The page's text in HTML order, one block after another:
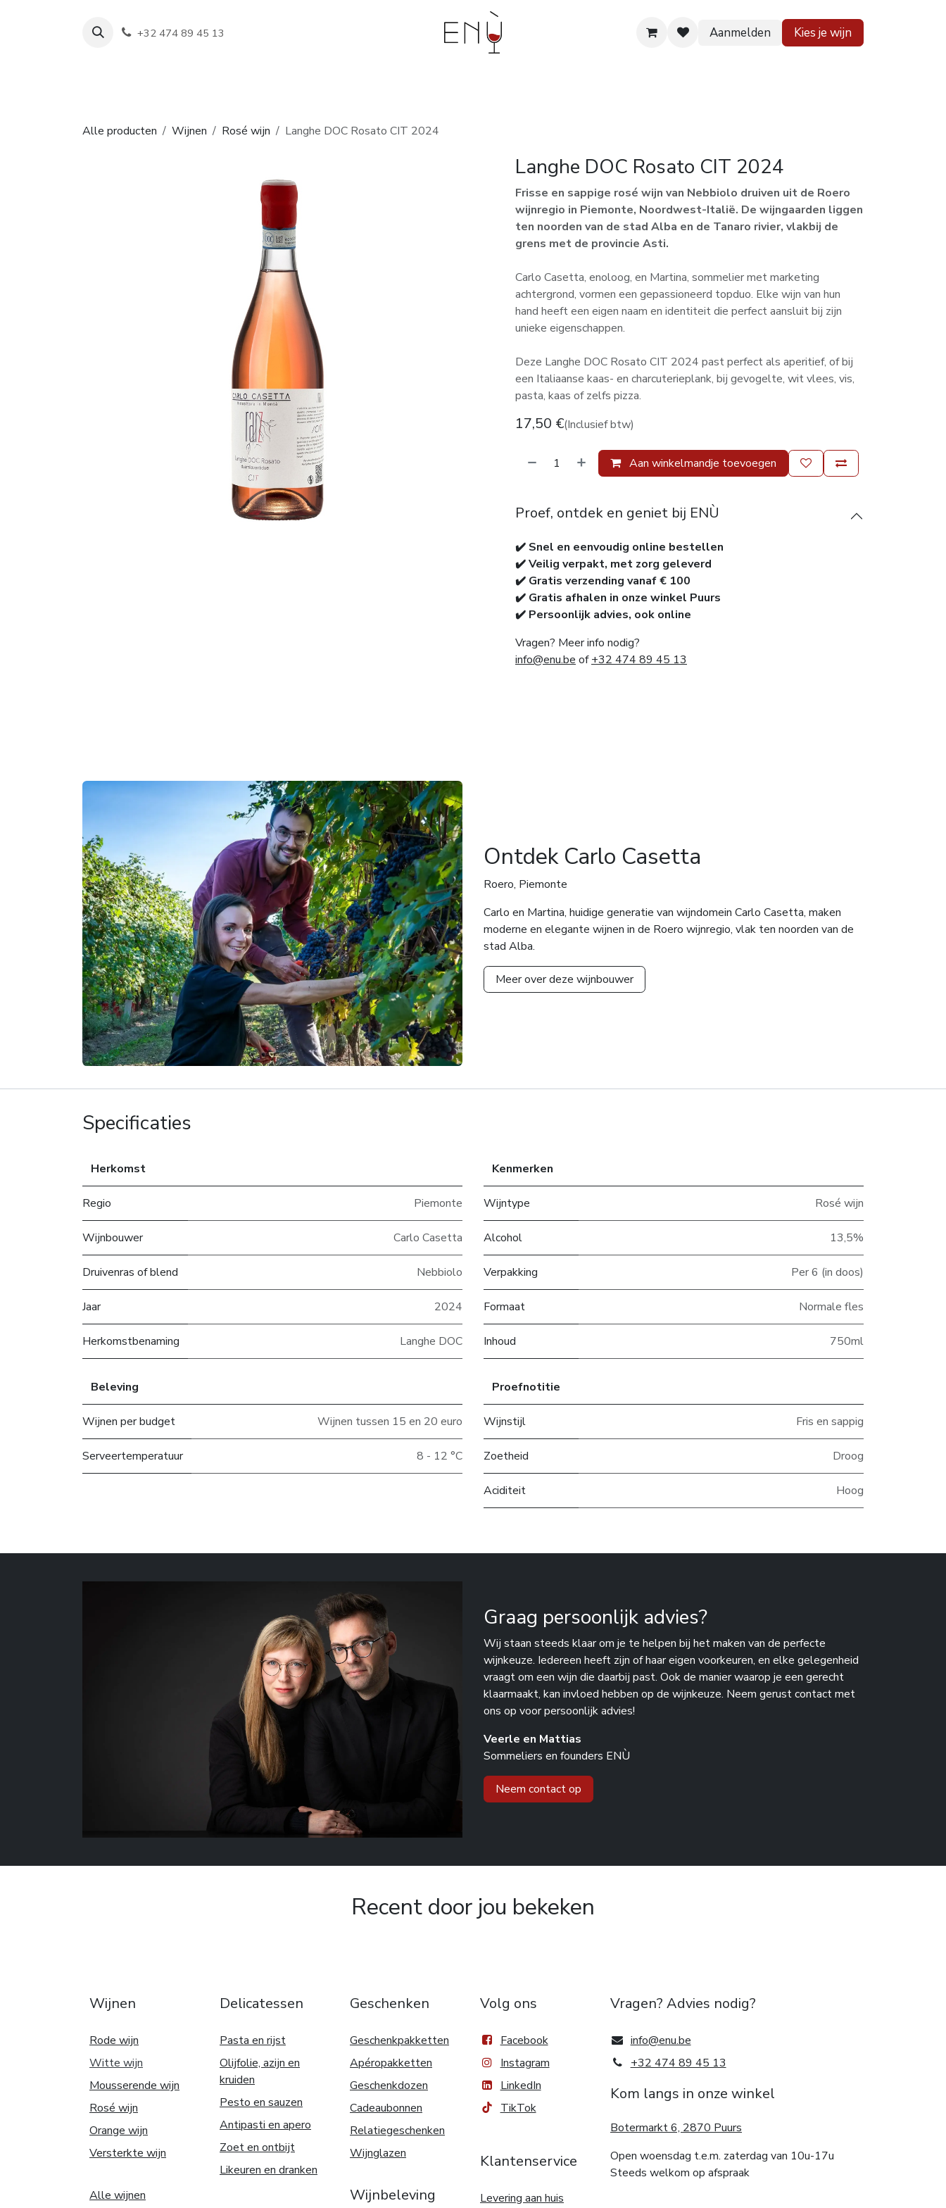
+32 474 89 45 13 Aanmelden Kies je wijn
Alle producten Wijnen Rosé wijn Langhe DOC Rosato CIT 2024
Langhe DOC Rosato CIT 2024
Frisse en sappige rosé wijn van Nebbiolo druiven uit de Roero
wijnregio in Piemonte, Noordwest-Italië. De wijngaarden liggen
ten noorden van de stad Alba en de Tanaro rivier, vlakbij de
grens met de provincie Asti.
Carlo Casetta, enoloog, en Martina, sommelier met marketing
achtergrond, vormen een gepassioneerd topduo. Elke wijn van hun
hand heeft een eigen naam en identiteit die perfect aansluit bij zijn
unieke eigenschappen.
Deze Langhe DOC Rosato CIT 2024 past perfect als aperitief, of bij
een Italiaanse kaas- en charcuterieplank, bij gevogelte, wit vlees, vis,
pasta, kaas of zelfs pizza.
17,50 €(Inclusief btw)
Aan winkelmandje toevoegen
Proef, ontdek en geniet bij ENÙ
✔️ Snel en eenvoudig online bestellen
✔️ Veilig verpakt, met zorg geleverd
✔️ Gratis verzending vanaf € 100
✔️ Gratis afhalen in onze winkel Puurs
✔️ Persoonlijk advies, ook online
Vragen? Meer info nodig?
info@enu.be of+32 474 89 45 13
Ontdek Carlo Casetta
Roero, Piemonte
Carlo en Martina, huidige generatie van wijndomein Carlo Casetta, maken
moderne en elegante wijnen in de Roero wijnregio, vlak ten noorden van de
stad Alba.
Meer over deze wijnbouwer
Specificaties
Herkomst
Regio Piemonte
Wijnbouwer Carlo Casetta
Druivenras of blend Nebbiolo
Jaar 2024
Herkomstbenaming Langhe DOC
Kenmerken
Wijntype Rosé wijn
Alcohol 13,5%
Verpakking Per 6 (in doos)
Formaat Normale fles
Inhoud 750ml
Beleving
Wijnen per budget Wijnen tussen 15 en 20 euro
Serveertemperatuur 8 - 12 °C
Proefnotitie
Wijnstijl Fris en sappig
Zoetheid Droog
Aciditeit Hoog
Graag persoonlijk advies?
Wij staan steeds klaar om je te helpen bij het maken van de perfecte
wijnkeuze. Iedereen heeft zijn of haar eigen voorkeuren, en elke gelegenheid
vraagt om een wijn die daarbij past. Ook de manier waarop je een gerecht
klaarmaakt, kan invloed hebben op de wijnkeuze. Neem gerust contact met
ons op voor persoonlijk advies!
Veerle en Mattias
Sommeliers en founders ENÙ
Neem contact op
Recent door jou bekeken
Wijnen
Rode wijn
Witte wijn
Mousserende wijn
Rosé wijn
Orange wijn
Versterkte wijn
Alle wijnen
Delicatessen
Pasta en rijst
Olijfolie, azijn en
kruiden
Pesto en sauzen
Antipasti en apero
Zoet en ontbijt
Likeuren en dranken
Geschenken
Geschenkpakketten
Apéropakketten
Geschenkdozen
Cadeaubonnen
Relatiegeschenken
Wijnglazen
Wijnbeleving
Volg ons
Facebook
Instagram
LinkedIn
TikTok
Klantenservice
Levering aan huis
Vragen? Advies nodig?
info@enu.be
+32 474 89 45 13
Kom langs in onze winkel
Botermarkt 6, 2870 Puurs
Open woensdag t.e.m. zaterdag van 10u-17u
Steeds welkom op afspraak